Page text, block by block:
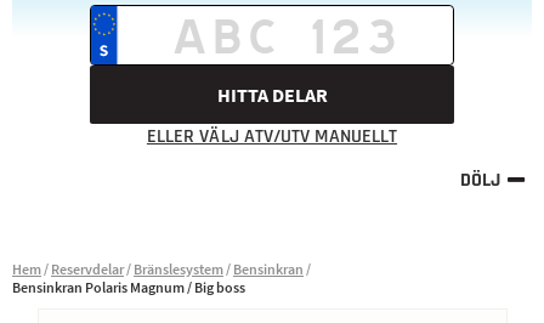
HITTA DELAR
ELLER VÄLJ ATV/UTV MANUELLT
DÖLJ
Hem Reservdelar Bränslesystem Bensinkran
Bensinkran Polaris Magnum / Big boss